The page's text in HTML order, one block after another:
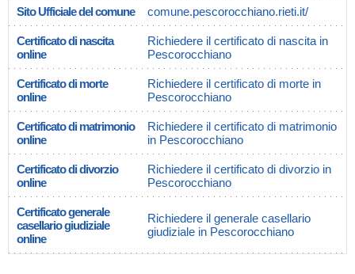
Sito Ufficiale del comune comune.pescorocchiano.rieti.it/
Certificato di nascita
online
Richiedere il certificato di nascita in
Pescorocchiano
Certificato di morte
online
Richiedere il certificato di morte in
Pescorocchiano
Certificato di matrimonio
online
Richiedere il certificato di matrimonio
in Pescorocchiano
Certificato di divorzio
online
Richiedere il certificato di divorzio in
Pescorocchiano
Certificato generale
casellario giudiziale
online
Richiedere il generale casellario
giudiziale in Pescorocchiano